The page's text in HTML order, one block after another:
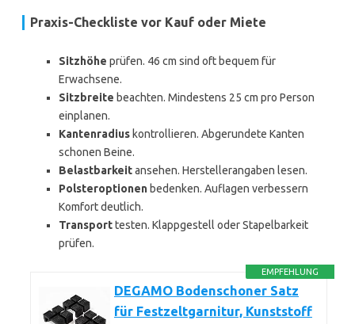
Praxis-Checkliste vor Kauf oder Miete
Sitzhöhe prüfen. 46 cm sind oft bequem für
Erwachsene.
Sitzbreite beachten. Mindestens 25 cm pro Person
einplanen.
Kantenradius kontrollieren. Abgerundete Kanten
schonen Beine.
Belastbarkeitansehen. Herstellerangaben lesen.
Polsteroptionen bedenken. Auflagen verbessern
Komfort deutlich.
Transporttesten. Klappgestell oder Stapelbarkeit
prüfen.
EMPFEHLUNG
DEGAMO Bodenschoner Satz
für Festzeltgarnitur, Kunststoff